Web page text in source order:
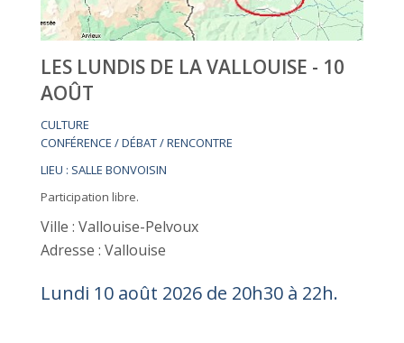
LES LUNDIS DE LA VALLOUISE - 10
AOÛT
CULTURE
CONFÉRENCE / DÉBAT / RENCONTRE
LIEU : SALLE BONVOISIN
Participation libre.
Ville : Vallouise-Pelvoux
Adresse : Vallouise
Lundi 10 août 2026 de 20h30 à 22h.